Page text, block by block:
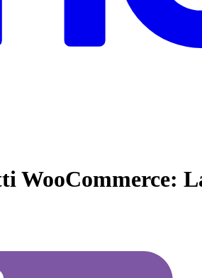
WooCommerce: